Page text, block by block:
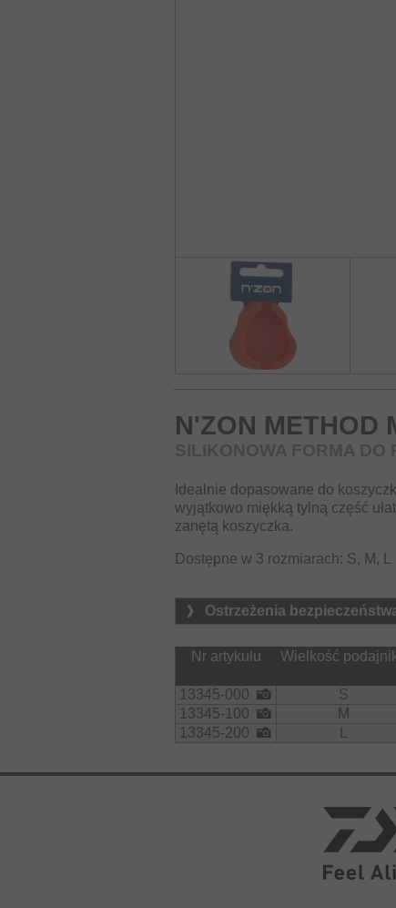
N'ZON METHOD
SILIKONOWA FORMA DO
Idealnie dopasowane do
wyjątkowo miękką tylną część
zanętą koszyczka.
Dostępne w 3 rozmiarach: S, M, L
Ostrzeżenia
Nr artykułu Wielkość
13345-000 S
13345-100
M
13345-200